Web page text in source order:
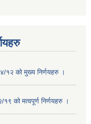
१२ को मुख्य निर्णयहरु ।
१९ को मत्वपूर्ण निर्णयहरु ।